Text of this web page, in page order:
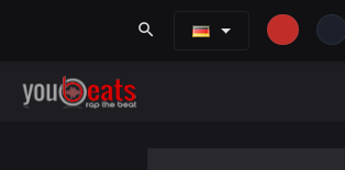
search